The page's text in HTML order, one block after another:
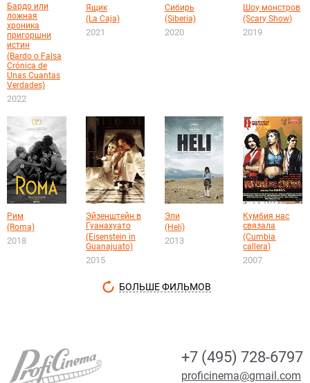
Бардо или
ложная
хроника
пригоршни
истин
(Bardo o Falsa
Crónica de
Unas Cuantas
Verdades)
2022
Ящик
(La Caja)
2021
Сибирь
(Siberia)
2020
Шоу монстров
(Scary Show)
2019
Рим
(Roma)
2018
Эйзенштейн в
Гуанахуато
(Eisenstein in
Guanajuato)
2015
Эли
(Heli)
2013
Кумбия нас
связала
(Cumbia
callera)
2007
БОЛЬШЕ ФИЛЬМОВ
+7 (495) 728-6797
proficinema@gmail.com